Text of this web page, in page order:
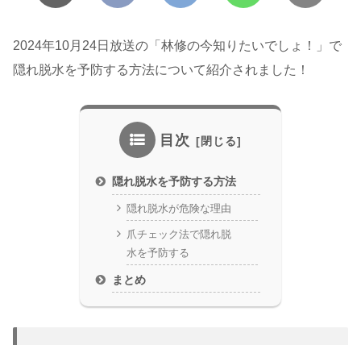
2024年10月24日放送の「林修の今知りたいでしょ！」で
隠れ脱水を予防する方法について紹介されました！
目次
隠れ脱水を予防する方法
隠れ脱水が危険な理由
爪チェック法で隠れ脱
水を予防する
まとめ